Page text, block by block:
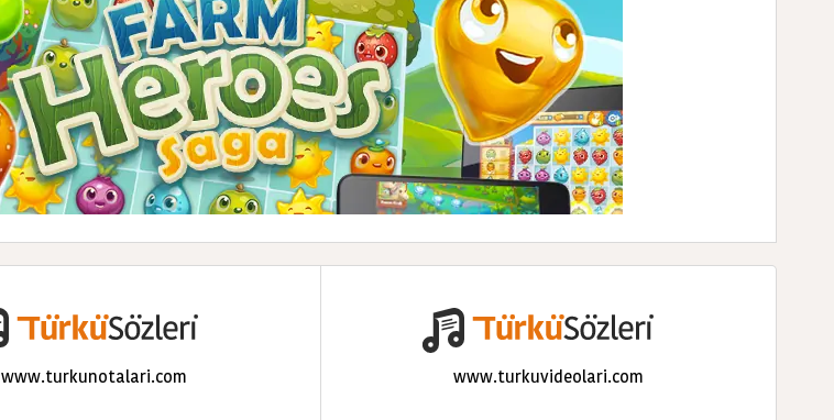
www.turkunotalari.com www.turkuvideolari.com